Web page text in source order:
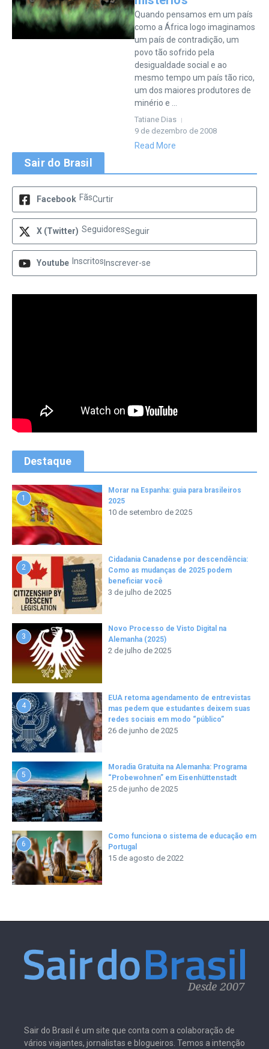
Quando pensamos em um país
como a África logo imaginamos
um país de contradição, um
povo tão sofrido pela
desigualdade social e ao
mesmo tempo um país tão rico,
um dos maiores produtores de
minério e ...
Tatiane Dias
9 de dezembro de 2008
Read More
Sair do Brasil
Facebook FãsCurtir
X (Twitter) SeguidoresSeguir
Youtube Inscritos Inscrever-se
Destaque
1
Morar na Espanha: guia para brasileiros
2025
10 de setembro de 2025
2
Cidadania Canadense por descendência:
Como as mudanças de 2025 podem
beneficiar você
3 de julho de 2025
3
Novo Processo de Visto Digital na
Alemanha (2025)
2 de julho de 2025
4
EUA retoma agendamento de entrevistas
mas pedem que estudantes deixem suas
redes sociais em modo “público”
26 de junho de 2025
5
Moradia Gratuita na Alemanha: Programa
“Probewohnen” em Eisenhüttenstadt
25 de junho de 2025
6
Como funciona o sistema de educação em
Portugal
15 de agosto de 2022
Sair do Brasil é um site que conta com a colaboração de
vários viajantes, jornalistas e blogueiros. Temos a intenção